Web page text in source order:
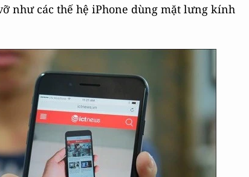
như các thế hệ iPhone dùng mặt lưng kính